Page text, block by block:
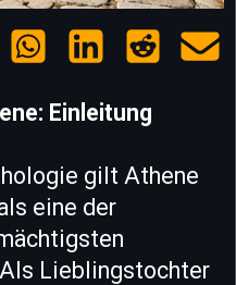
Einleitung
gilt Athene
eine der
Lieblingstochter